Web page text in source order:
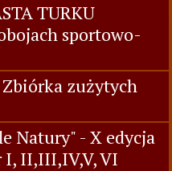
TURKU
sportowo-
zużytych
Natury" - X edycja
I, II,III,IV,V, VI